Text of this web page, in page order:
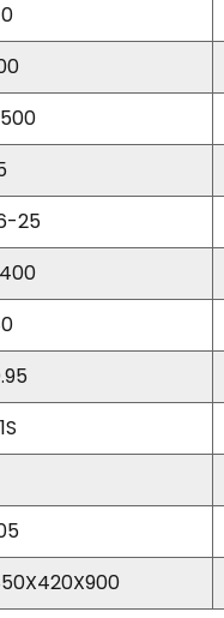
25